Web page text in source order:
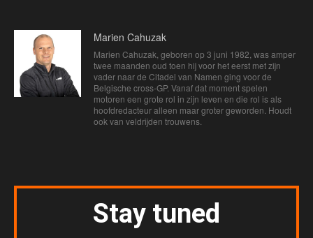
Marien Cahuzak
Marien Cahuzak, geboren op 3 juni 1982, was amper
twee maanden oud toen hij voor het eerst met zijn
vader naar de Citadel van Namen ging voor de
Belgische cross-GP. Vanaf dat moment spelen
motoren een grote rol in zijn leven en die rol is als
hoofdredacteur alleen maar groter geworden. Houdt
ook van veldrijden trouwens.
Stay tuned